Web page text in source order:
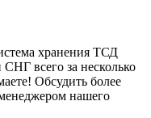
хранения ТСД
всего за несколько
Обсудить более
нашего